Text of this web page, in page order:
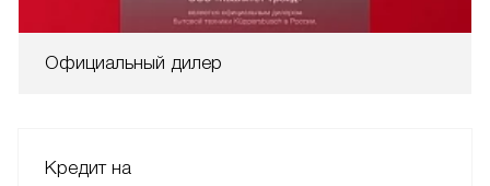
Официальный дилер
Кредит на